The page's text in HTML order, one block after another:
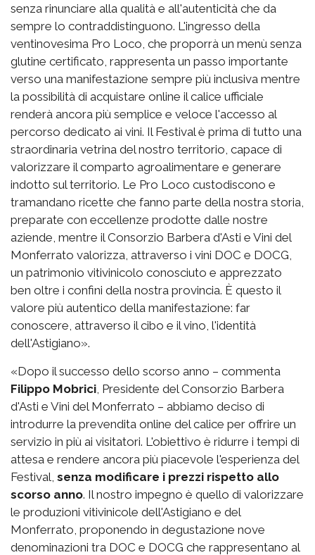
senza rinunciare alla qualità e all'autenticità che da
sempre lo contraddistinguono. L'ingresso della
ventinovesima Pro Loco, che proporrà un menù senza
glutine certificato, rappresenta un passo importante
verso una manifestazione sempre più inclusiva mentre
la possibilità di acquistare online il calice ufficiale
renderà ancora più semplice e veloce l'accesso al
percorso dedicato ai vini. Il Festival è prima di tutto una
straordinaria vetrina del nostro territorio, capace di
valorizzare il comparto agroalimentare e generare
indotto sul territorio. Le Pro Loco custodiscono e
tramandano ricette che fanno parte della nostra storia,
preparate con eccellenze prodotte dalle nostre
aziende, mentre il Consorzio Barbera d'Asti e Vini del
Monferrato valorizza, attraverso i vini DOC e DOCG,
un patrimonio vitivinicolo conosciuto e apprezzato
ben oltre i confini della nostra provincia. È questo il
valore più autentico della manifestazione: far
conoscere, attraverso il cibo e il vino, l'identità
dell'Astigiano».
«Dopo il successo dello scorso anno – commenta
Filippo Mobrici , Presidente del Consorzio Barbera
d'Asti e Vini del Monferrato – abbiamo deciso di
introdurre la prevendita online del calice per offrire un
servizio in più ai visitatori. L'obiettivo è ridurre i tempi di
attesa e rendere ancora più piacevole l'esperienza del
Festival, senza modificare i prezzi rispetto allo
scorso anno. Il nostro impegno è quello di valorizzare
le produzioni vitivinicole dell'Astigiano e del
Monferrato, proponendo in degustazione nove
denominazioni tra DOC e DOCG che rappresentano al